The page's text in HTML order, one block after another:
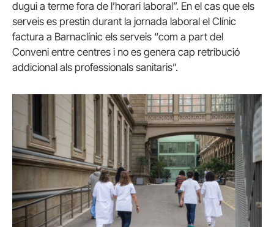
dugui a terme fora de l’horari laboral”. En el cas que els
serveis es prestin durant la jornada laboral el Clínic
factura a Barnaclínic els serveis “com a part del
Conveni entre centres i no es genera cap retribució
addicional als professionals sanitaris”.